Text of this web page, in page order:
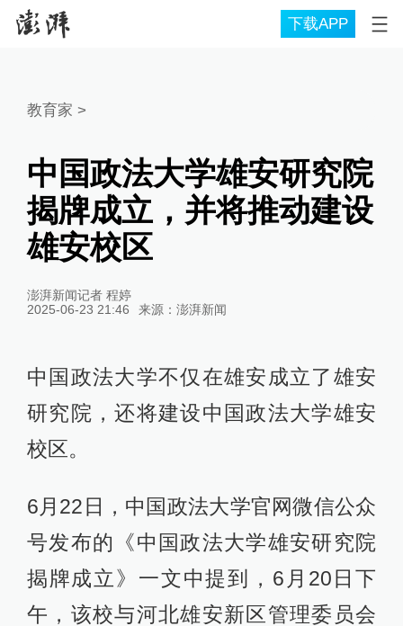
下载APP
教育家 >
中国政法大学雄安研究院
揭牌成立，并将推动建设
雄安校区
澎湃新闻记者 程婷
2025-06-23 21:46
来源： 澎湃新闻
中国政法大学不仅在雄安成立了雄安
研究院，还将建设中国政法大学雄安
校区。
6月22日，中国政法大学官网微信公众
号发布的《中国政法大学雄安研究院
揭牌成立》一文中提到，6月20日下
午，该校与河北雄安新区管理委员会